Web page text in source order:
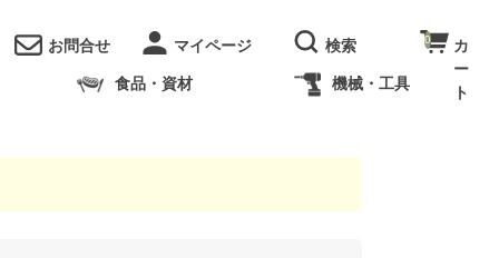
食品・資材 機械・工具
お問合せ 0